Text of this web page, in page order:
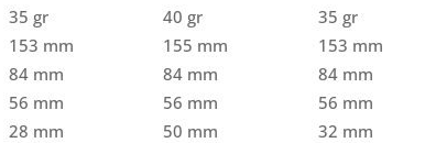
35 gr 40 gr
35 gr
153 mm 155 mm
153 mm
84 mm 84 mm
84 mm
56 mm 56 mm
56 mm
28 mm 50 mm 32 mm